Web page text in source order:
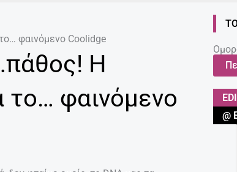
φαινόμενο Coolidge
Η
το… φαινόμενο
@